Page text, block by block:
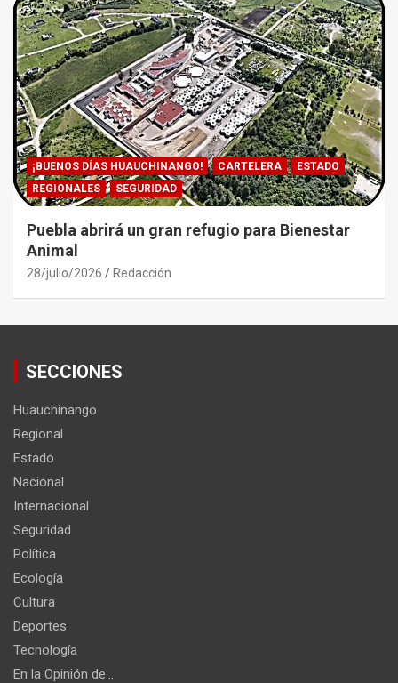
¡BUENOS DÍAS HUAUCHINANGO! CARTELERA
ESTADO
REGIONALES
SEGURIDAD
Puebla abrirá un gran refugio para Bienestar
Animal
28/julio/2026 Redacción
SECCIONES
Huauchinango
Regional
Estado
Nacional
Internacional
Seguridad
Política
Ecología
Cultura
Deportes
Tecnología
En la Opinión de…